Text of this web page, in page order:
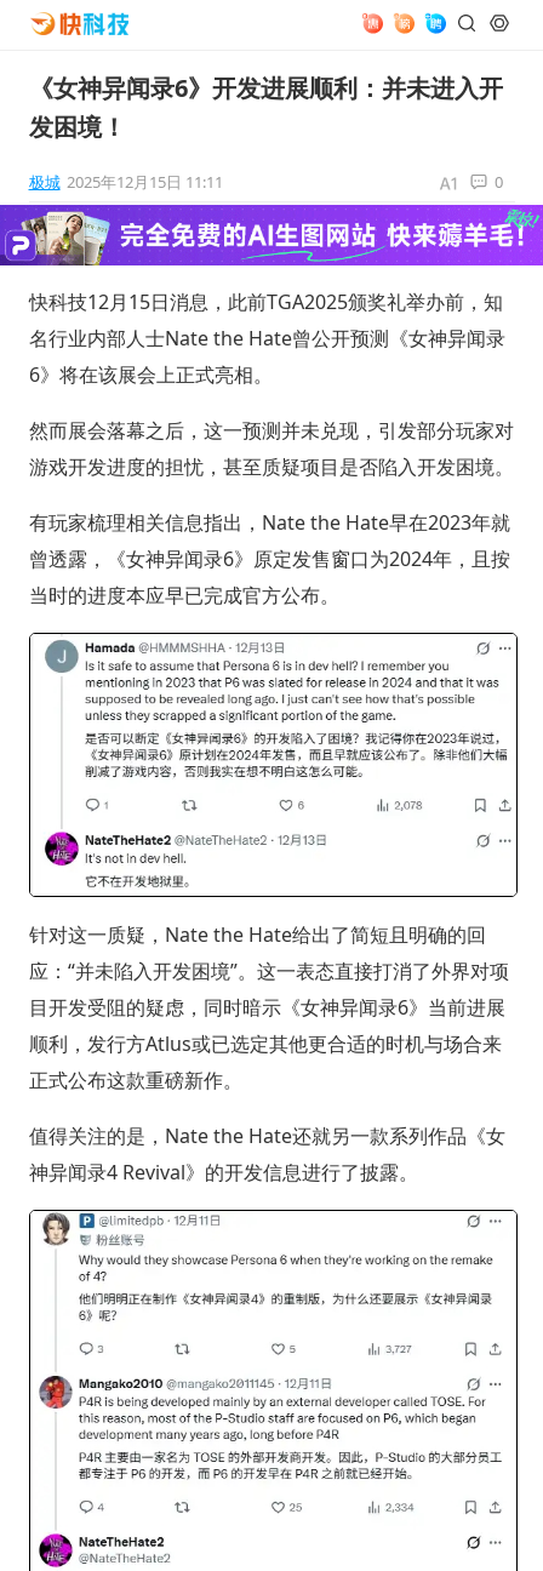
《女神异闻录6》开发进展顺利：并未进入开
发困境！
极城 2025年12月15日 11:11 0
快科技12月15日消息，此前TGA2025颁奖礼举办前，知
名行业内部人士Nate the Hate曾公开预测《女神异闻录
6》将在该展会上正式亮相。
然而展会落幕之后，这一预测并未兑现，引发部分玩家对
游戏开发进度的担忧，甚至质疑项目是否陷入开发困境。
有玩家梳理相关信息指出，Nate the Hate早在2023年就
曾透露，《女神异闻录6》原定发售窗口为2024年，且按
当时的进度本应早已完成官方公布。
针对这一质疑，Nate the Hate给出了简短且明确的回
应：“并未陷入开发困境”。这一表态直接打消了外界对项
目开发受阻的疑虑，同时暗示《女神异闻录6》当前进展
顺利，发行方Atlus或已选定其他更合适的时机与场合来
正式公布这款重磅新作。
值得关注的是，Nate the Hate还就另一款系列作品《女
神异闻录4 Revival》的开发信息进行了披露。